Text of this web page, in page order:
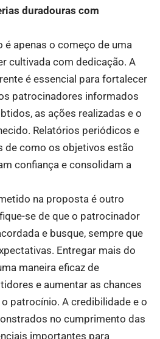
duradouras com
é apenas o começo de uma
cultivada com dedicação. A
é essencial para fortalecer
patrocinadores informados
as ações realizadas e o
Relatórios periódicos e
de como os objetivos estão
confiança e consolidam a
na proposta é outro
se de que o patrocinador
e busque, sempre que
Entregar mais do
maneira eficaz de
e aumentar as chances
patrocínio. A credibilidade e o
no cumprimento das
importantes para